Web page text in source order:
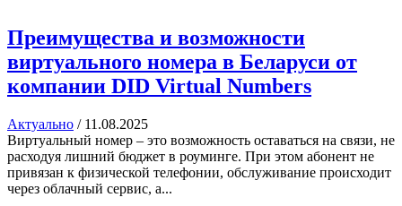
Преимущества и возможности
виртуального номера в Беларуси от
компании DID Virtual Numbers
Актуально / 11.08.2025
Виртуальный номер – это возможность оставаться на связи, не
расходуя лишний бюджет в роуминге. При этом абонент не
привязан к физической телефонии, обслуживание происходит
через облачный сервис, а...